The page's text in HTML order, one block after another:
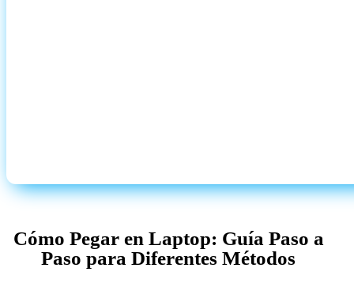
Cómo Pegar en Laptop: Guía Paso a
Paso para Diferentes Métodos